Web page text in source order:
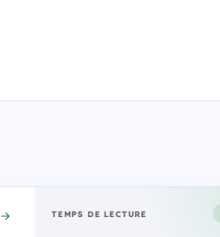
TEMPS DE LECTURE